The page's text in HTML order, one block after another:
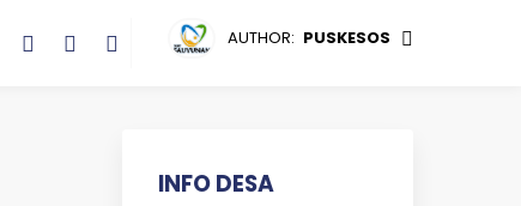
AUTHOR: PUSKESOS
INFO DESA